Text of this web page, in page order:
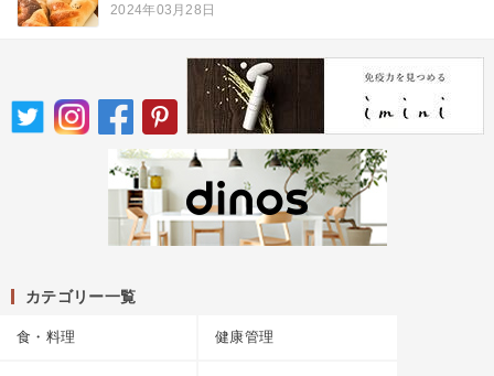
2024年03月28日
カテゴリー一覧
食・料理 健康管理